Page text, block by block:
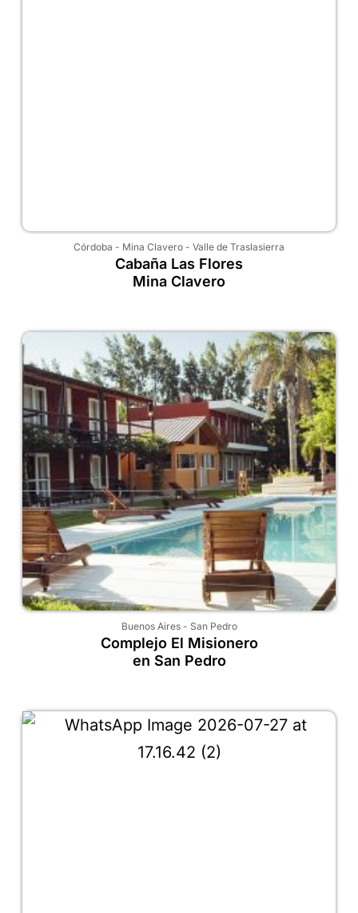
Córdoba - Mina Clavero - Valle de Traslasierra
Cabaña Las Flores
Mina Clavero
Buenos Aires- San Pedro
Complejo El Misionero
en San Pedro